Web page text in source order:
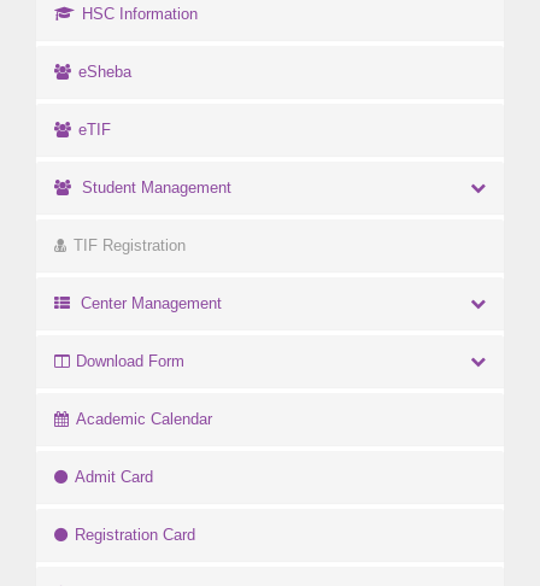
HSC Information
eSheba
eTIF
Student Management
TIF Registration
Center Management
Download Form
Academic Calendar
Admit Card
Registration Card